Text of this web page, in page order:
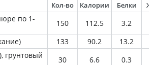
Кол-во Калории Белки
по 1-
150 112.5 3.2
133 90.2 13.2
грунтовый
30 6.6 0.3